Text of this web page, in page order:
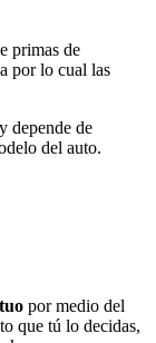
primas de
por lo cual las
depende de
del auto.
por medio del
que tú lo decidas,